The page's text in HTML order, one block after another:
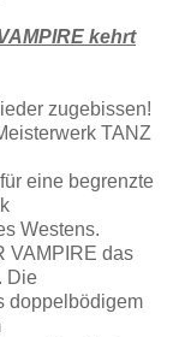
kehrt
zugebissen!
TANZ
eine begrenzte
Westens.
VAMPIRE das
Die
doppelbödigem